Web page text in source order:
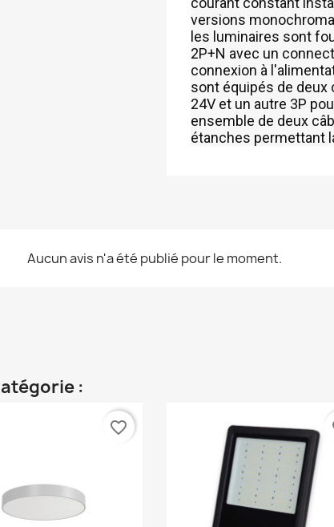
versions
les luminaires sont
2P+N avec un
connexion à
sont équipés de deux
24V et un autre 3P
ensemble de deux
étanches permettant
Aucun avis n'a été publié pour le moment.
:
favorite_border